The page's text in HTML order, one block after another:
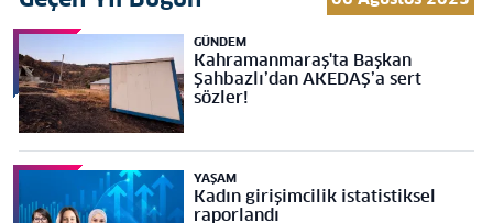
GÜNDEM
Kahramanmaraş'ta Başkan
Şahbazlı’dan AKEDAŞ’a sert
sözler!
YAŞAM
Kadın girişimcilik istatistiksel
raporlandı